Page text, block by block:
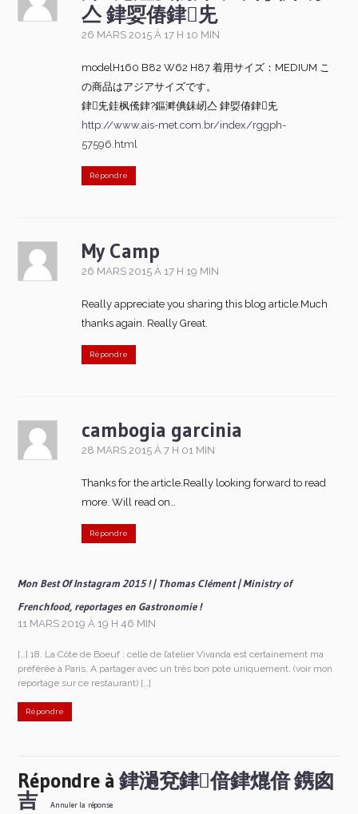
亼 銉娿偆銉兂
26 MARS 2015 À 17 H 10 MIN
modelH160 B82 W62 H87 着用サイズ：MEDIUM こ
の商品はアジアサイズです。
銉兂銈枫儯銉?鏂溿倎銇屻亼 銉娿偆銉兂
http://www.ais-met.com.br/index/rggph-
57596.html
Répondre
My Camp
26 MARS 2015 À 17 H 19 MIN
Really appreciate you sharing this blog article.Much
thanks again. Really Great.
Répondre
cambogia garcinia
28 MARS 2015 À 7 H 01 MIN
Thanks for the article.Really looking forward to read
more. Will read on…
Répondre
Mon Best Of Instagram 2015 ! | Thomas Clément | Ministry of
Frenchfood, reportages en Gastronomie !
11 MARS 2019 À 19 H 46 MIN
[…] 18. La Côte de Boeuf : celle de l’atelier Vivanda est certainement ma
préférée à Paris. A partager avec un très bon pote uniquement. (voir mon
reportage sur ce restaurant) […]
Répondre
Répondre à銉濄兗銉偣銉熴偣 鎸囪
吉
Annuler la réponse.